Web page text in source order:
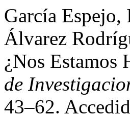
García
Álvarez
¿Nos Estamos
de
43–62.